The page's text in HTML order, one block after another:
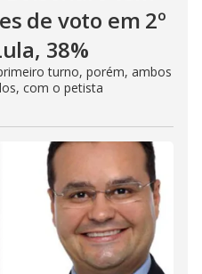
de voto em 2º
38%
turno, porém, ambos
com o petista